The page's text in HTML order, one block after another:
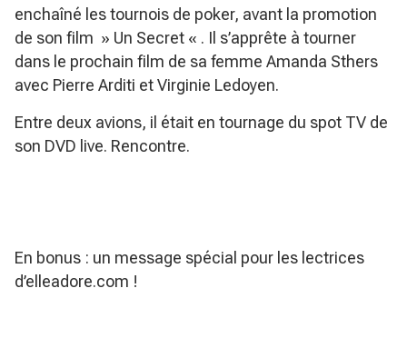
enchaîné les tournois de poker, avant la promotion
de son film » Un Secret « . Il s’apprête à tourner
dans le prochain film de sa femme Amanda Sthers
avec Pierre Arditi et Virginie Ledoyen.
Entre deux avions, il était en tournage du spot TV de
son DVD live. Rencontre.
En bonus : un message spécial pour les lectrices
d’elleadore.com !